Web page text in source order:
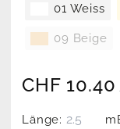
01 Weiss
09 Beige
CHF 10.40
Länge: m